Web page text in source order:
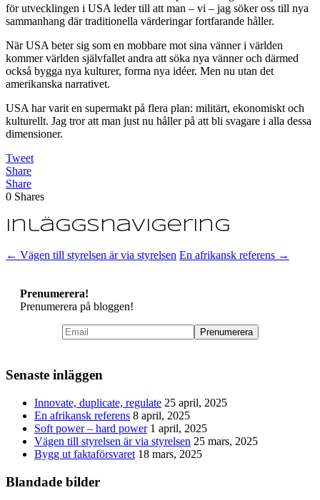
för utvecklingen i USA leder till att man – vi – jag söker oss till nya
sammanhang där traditionella värderingar fortfarande håller.
När USA beter sig som en mobbare mot sina vänner i världen
kommer världen självfallet andra att söka nya vänner och därmed
också bygga nya kulturer, forma nya idéer. Men nu utan det
amerikanska narrativet.
USA har varit en supermakt på flera plan: militärt, ekonomiskt och
kulturellt. Jag tror att man just nu håller på att bli svagare i alla dessa
dimensioner.
Tweet
Share
Share
0 Shares
Inläggsnavigering
← Vägen till styrelsen är via styrelsen En afrikansk referens →
Prenumerera!
Prenumerera på bloggen!
Senaste inläggen
Innovate, duplicate, regulate 25 april, 2025
En afrikansk referens 8 april, 2025
Soft power – hard power 1 april, 2025
Vägen till styrelsen är via styrelsen 25 mars, 2025
Bygg ut faktaförsvaret 18 mars, 2025
Blandade bilder